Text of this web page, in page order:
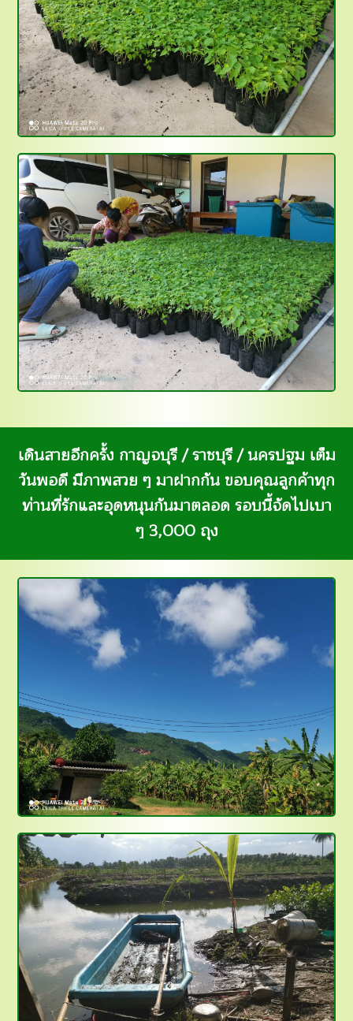
เดินสายอีกครั้ง กาญจบุรี / ราชบุรี / นครปฐม เต็ม
วันพอดี มีภาพสวย ๆ มาฝากกัน ขอบคุณลูกค้าทุก
ท่านที่รักและอุดหนุนกันมาตลอด รอบนี้จัดไปเบา
ๆ 3,000 ถุง